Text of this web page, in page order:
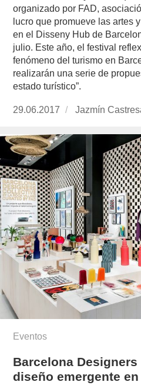
organizado por FAD,
lucro que promueve las artes
en el Disseny Hub de
julio. Este año, el festival
fenómeno del turismo en
realizarán una serie de
estado turístico”.
Publicado
29.06.2017
https://
Jazmín
Eventos
Barcelona
diseño emergente